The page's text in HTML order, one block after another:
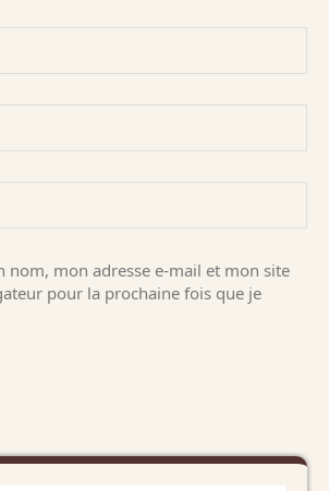
nom, mon adresse e-mail et mon site
pour la prochaine fois que je